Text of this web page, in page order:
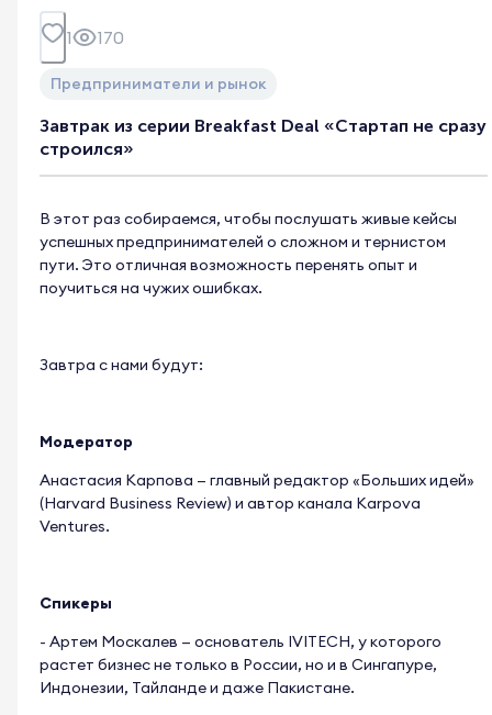
Предприниматели и рынок
1 170
Завтрак из серии Breakfast Deal «Стартап не сразу
строился»
В этот раз собираемся, чтобы послушать живые кейсы
успешных предпринимателей о сложном и тернистом
пути. Это отличная возможность перенять опыт и
поучиться на чужих ошибках.
Завтра с нами будут:
Модератор
Анастасия Карпова — главный редактор «Больших идей»
(Harvard Business Review) и автор канала Karpova
Ventures.
Спикеры
- Артем Москалев — основатель IVITECH, у которого
растет бизнес не только в России, но и в Сингапуре,
Индонезии, Тайланде и даже Пакистане.